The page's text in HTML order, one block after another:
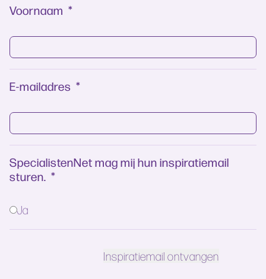
Voornaam *
E-mailadres *
SpecialistenNet mag mij hun inspiratiemail
sturen. *
Ja